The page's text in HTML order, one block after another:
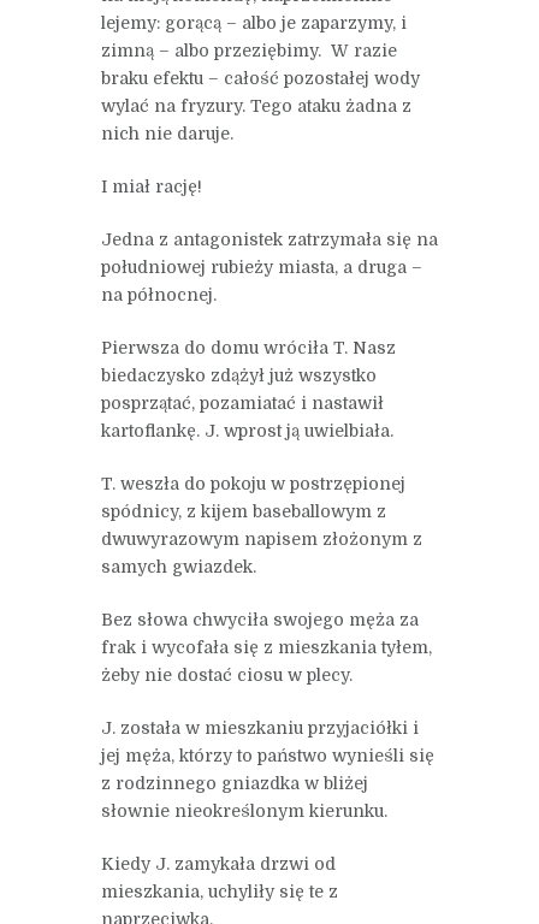
lejemy: gorącą – albo je zaparzymy, i
zimną – albo przeziębimy. W razie
braku efektu – całość pozostałej wody
wylać na fryzury. Tego ataku żadna z
nich nie daruje.
I miał rację!
Jedna z antagonistek zatrzymała się na
południowej rubieży miasta, a druga –
na północnej.
Pierwsza do domu wróciła T. Nasz
biedaczysko zdążył już wszystko
posprzątać, pozamiatać i nastawił
kartoflankę. J. wprost ją uwielbiała.
T. weszła do pokoju w postrzępionej
spódnicy, z kijem baseballowym z
dwuwyrazowym napisem złożonym z
samych gwiazdek.
Bez słowa chwyciła swojego męża za
frak i wycofała się z mieszkania tyłem,
żeby nie dostać ciosu w plecy.
J. została w mieszkaniu przyjaciółki i
jej męża, którzy to państwo wynieśli się
z rodzinnego gniazdka w bliżej
słownie nieokreślonym kierunku.
Kiedy J. zamykała drzwi od
mieszkania, uchyliły się te z
naprzeciwka.